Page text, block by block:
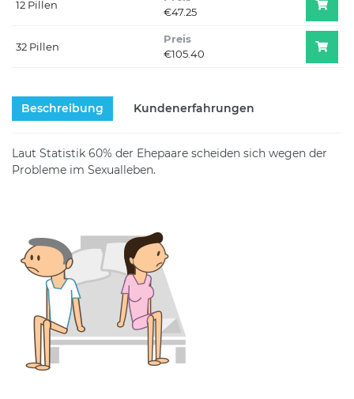
12 Pillen
€47.25
32 Pillen
Preis
€105.40
Beschreibung Kundenerfahrungen
Laut Statistik 60% der Ehepaare scheiden sich wegen der
Probleme im Sexualleben.